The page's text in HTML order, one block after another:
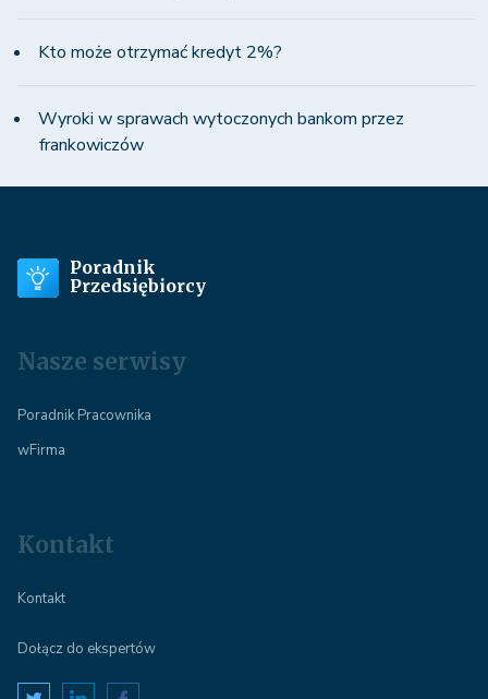
Kto może otrzymać kredyt 2%?
Wyroki w sprawach wytoczonych bankom przez
frankowiczów
Poradnik
Przedsiębiorcy
Nasze serwisy
Poradnik Pracownika
wFirma
Kontakt
Kontakt
Dołącz do ekspertów